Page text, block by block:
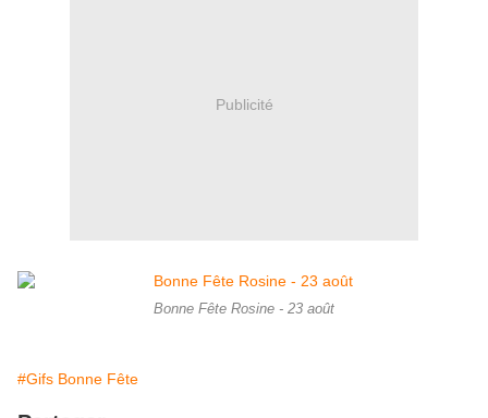
Publicité
Bonne Fête Rosine - 23 août
#Gifs Bonne Fête